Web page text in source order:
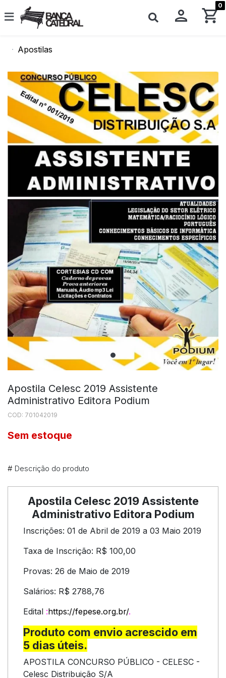
0
Apostilas
Apostila Celesc 2019 Assistente
Administrativo Editora Podium
COD: 701042019
Sem estoque
# Descrição do produto
Apostila Celesc 2019 Assistente
Administrativo Editora Podium
Inscrições: 01 de Abril de 2019 a 03 Maio 2019
Taxa de Inscrição: R$ 100,00
Provas: 26 de Maio de 2019
Salários: R$ 2788,76
Edital :https://fepese.org.br/.
Produto com envio acrescido em
5 dias úteis.
APOSTILA CONCURSO PÚBLICO - CELESC -
Celesc Distribuição S/A